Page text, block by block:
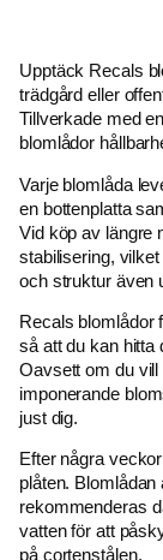
Upptäck Recals
trädgård eller
Tillverkade med
blomlådor
Varje blomlåda
en bottenplatta
Vid köp av längre
stabilisering,
och struktur även
Recals blomlådor
så att du kan hitta
Oavsett om du vill
imponerande
just dig.
Efter några
plåten.
rekommenderas
vatten för att
på cortenstålen.